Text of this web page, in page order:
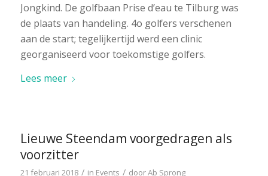
Jongkind. De golfbaan Prise d’eau te Tilburg was
de plaats van handeling. 4o golfers verschenen
aan de start; tegelijkertijd werd een clinic
georganiseerd voor toekomstige golfers.
Lees meer
Lieuwe Steendam voorgedragen als
voorzitter
21 februari 2018 / in Events / doorAb Sprong